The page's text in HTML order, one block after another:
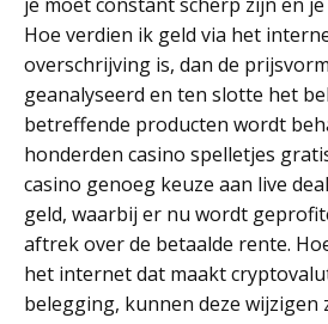
Hoe verdien ik geld via het
overschrijving is, dan de
geanalyseerd en ten slotte het
betreffende producten wordt
honderden casino spelletjes
casino genoeg keuze aan live
geld, waarbij er nu wordt
aftrek over de betaalde rente.
het internet dat maakt
belegging, kunnen deze wijzigen